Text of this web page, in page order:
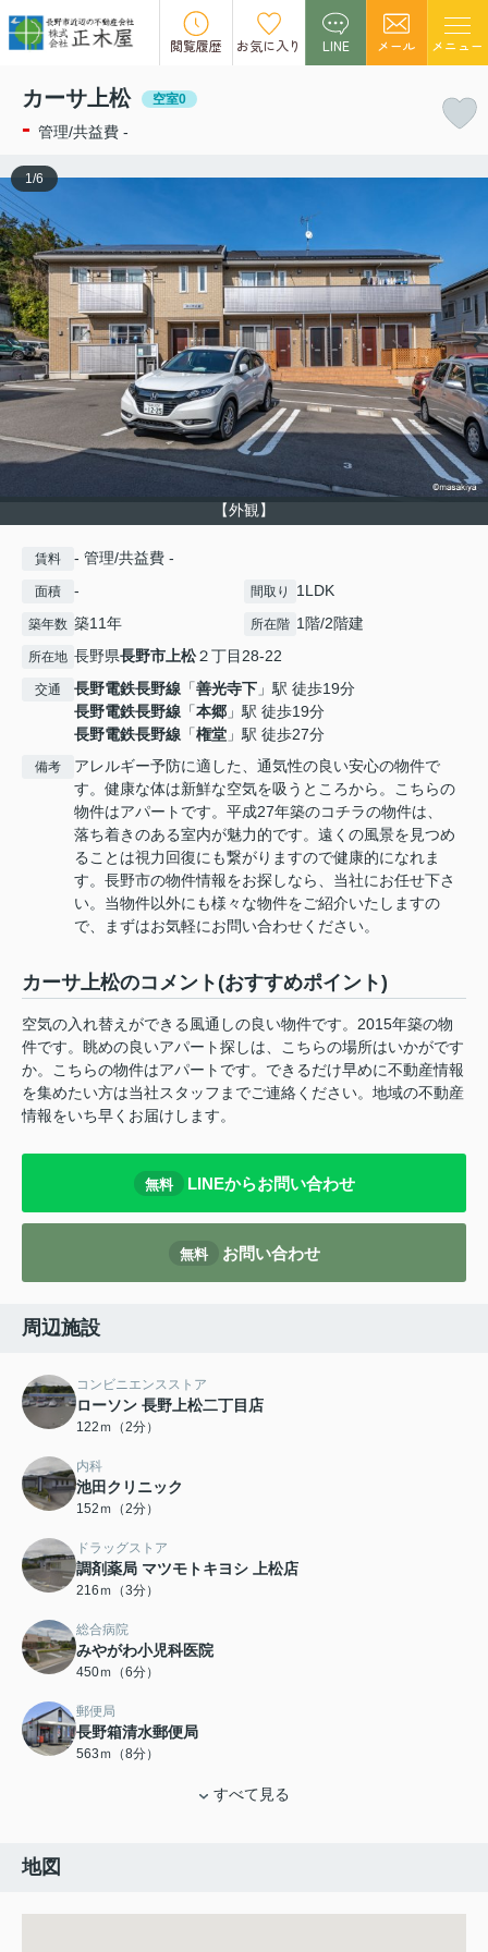
閲覧履歴 お気に入り LINE メール メニュー
この物件の募集は終了しました。
カーサ上松 空室0
- 管理/共益費 -
【外観】
1/6
賃料 - 管理/共益費 -
面積 - 間取り 1LDK
築年数 築11年 所在階 1階/2階建
所在地 長野県長野市上松２丁目28-22
交通 長野電鉄長野線 「善光寺下 」駅 徒歩19分
長野電鉄長野線 「本郷 」駅 徒歩19分
長野電鉄長野線 「権堂 」駅 徒歩27分
備考
アレルギー予防に適した、通気性の良い安心の物件で
す。健康な体は新鮮な空気を吸うところから。こちらの
物件はアパートです。平成27年築のコチラの物件は、
落ち着きのある室内が魅力的です。遠くの風景を見つめ
ることは視力回復にも繋がりますので健康的になれま
す。長野市の物件情報をお探しなら、当社にお任せ下さ
い。当物件以外にも様々な物件をご紹介いたしますの
で、まずはお気軽にお問い合わせください。
カーサ上松のコメント(おすすめポイント)
空気の入れ替えができる風通しの良い物件です。2015年築の物
件です。眺めの良いアパート探しは、こちらの場所はいかがです
か。こちらの物件はアパートです。できるだけ早めに不動産情報
を集めたい方は当社スタッフまでご連絡ください。地域の不動産
情報をいち早くお届けします。
無料 LINEからお問い合わせ
無料 お問い合わせ
周辺施設
コンビニエンスストア
ローソン 長野上松二丁目店
122ｍ（2分）
内科
池田クリニック
152ｍ（2分）
ドラッグストア
調剤薬局 マツモトキヨシ 上松店
216ｍ（3分）
総合病院
みやがわ小児科医院
450ｍ（6分）
郵便局
長野箱清水郵便局
563ｍ（8分）
すべて見る
地図